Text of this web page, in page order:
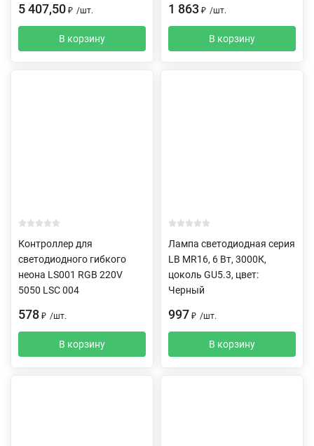
5 407,50 ₽ /шт.
В корзину
1 863 ₽ /шт.
В корзину
Контроллер для
светодиодного гибкого
неона LS001 RGB 220V
5050 LSC 004
578 ₽ /шт.
В корзину
Лампа светодиодная серия
LB MR16, 6 Вт, 3000К,
цоколь GU5.3, цвет:
Черный
997 ₽ /шт.
В корзину